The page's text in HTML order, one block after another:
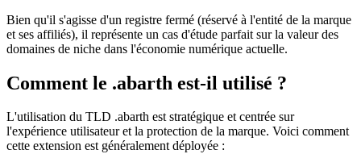
Bien qu'il s'agisse d'un registre fermé (réservé à l'entité de la marque
et ses affiliés), il représente un cas d'étude parfait sur la valeur des
domaines de niche dans l'économie numérique actuelle.
Comment le .abarth est-il utilisé ?
L'utilisation du TLD .abarth est stratégique et centrée sur
l'expérience utilisateur et la protection de la marque. Voici comment
cette extension est généralement déployée :